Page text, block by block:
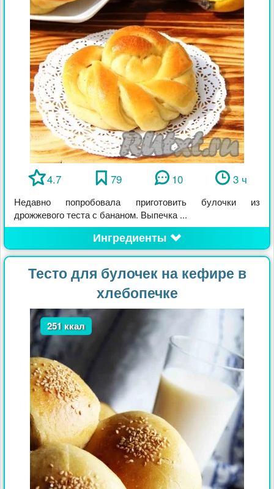
4.7 79 10 3 ч
Недавно попробовала приготовить булочки из
дрожжевого теста с бананом. Выпечка ...
Ингредиенты
Тесто для булочек на кефире в
хлебопечке
251 ккал